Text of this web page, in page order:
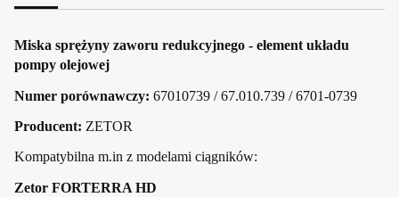
Miska sprężyny zaworu redukcyjnego - element układu
pompy olejowej
Numer porównawczy: 67010739 / 67.010.739 / 6701-0739
Producent: ZETOR
Kompatybilna m.in z modelami ciągników:
Zetor FORTERRA HD